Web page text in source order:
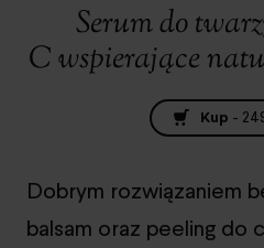
Serum do
C wspierające
Kup -
Dobrym rozwiązaniem
balsam oraz peeling do